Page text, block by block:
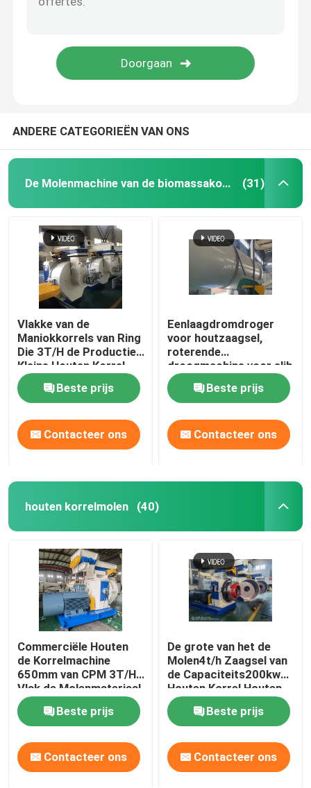
ANDERE CATEGORIEËN VAN ONS
De Molenmachine van de biomassakorrel (31)
Vlakke van de
Maniokkorrels van Ring
Die 3T/H de Productie
Kleine Houten Korrel
die Machine maken
Beste prijs
Contacteer ons
Eenlaagdromdroger
voor houtzaagsel,
roterende
droogmachine voor slib
5 t/h
Beste prijs
Contacteer ons
houten korrelmolen (40)
Commerciële Houten
de Korrelmachine
650mm van CPM 3T/H
Vlak de Molenmateriaal
van de Matrijzenkorrel
Beste prijs
Contacteer ons
De grote van het de
Molen4t/h Zaagsel van
de Capaciteits200kw
Houten Korrel Houten
Korrel die
Molenmachine maken
Beste prijs
Contacteer ons